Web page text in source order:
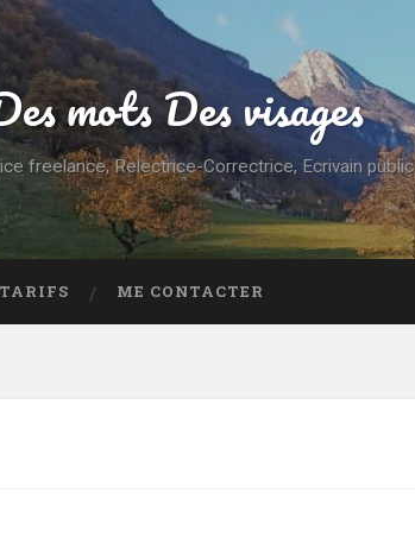
mots Des visages
freelance, Relectrice-Correctrice, Ecrivain public
TARIFS ME CONTACTER